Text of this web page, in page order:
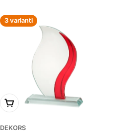
3 varianti
PIEVIENOT GROZAM
DEKORS